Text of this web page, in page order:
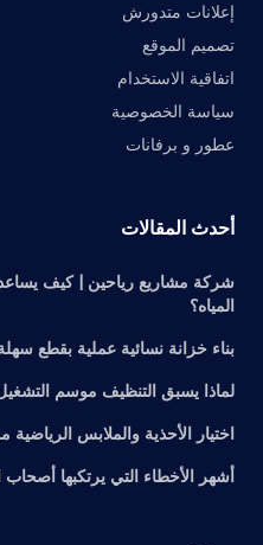
إعلانات متدورش
تصميم الموقع
اتفاقية الاستخدام
سياسة الخصوصية
عطور و برفانات
أحدث المقالات
شركة مشاريع رياحين | كيف
المياه؟
بناء خزانة نسائية عملية بقطع
لماذا يسبق التنظيف موسم
اختيار الأحذية والملابس
أشهر الأخطاء التي يرتكبها أصحاب